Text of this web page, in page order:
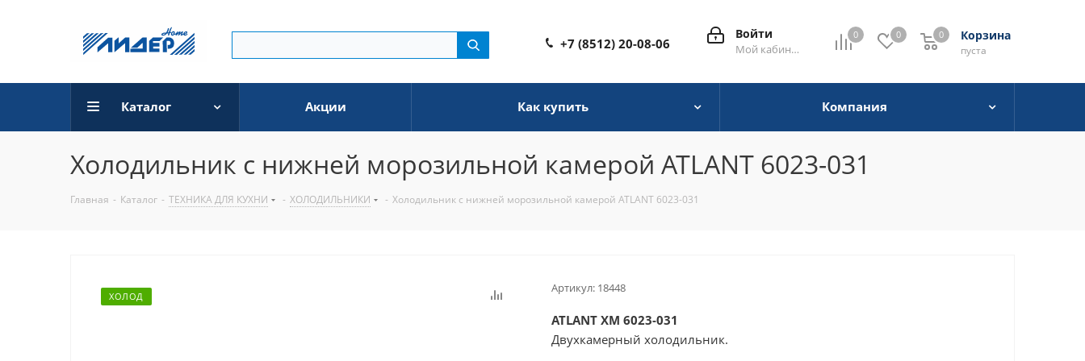
0 0 Корзина
0
пуста
0
Войти
Мой кабинет
+7 (8512) 20-08-06
Каталог Акции Как купить Компания
Холодильник с нижней морозильной камерой ATLANT 6023-031
Главная - Каталог - ТЕХНИКА ДЛЯ КУХНИ - ХОЛОДИЛЬНИКИ - Холодильник с нижней морозильной камерой ATLANT 6023-031
ХОЛОД
Артикул: 18448
ATLANT XМ 6023-031
Двухкамерный холодильник.